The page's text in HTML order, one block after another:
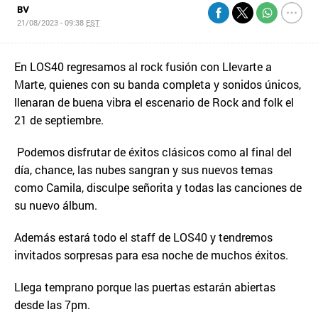
BV
21/08/2023 - 09:38 EST
En LOS40 regresamos al rock fusión con Llevarte a
Marte, quienes con su banda completa y sonidos únicos,
llenaran de buena vibra el escenario de Rock and folk el
21 de septiembre.
Podemos disfrutar de éxitos clásicos como al final del
día, chance, las nubes sangran y sus nuevos temas
como Camila, disculpe señorita y todas las canciones de
su nuevo álbum.
Además estará todo el staff de LOS40 y tendremos
invitados sorpresas para esa noche de muchos éxitos.
Llega temprano porque las puertas estarán abiertas
desde las 7pm.